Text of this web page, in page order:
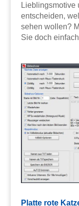
Lieblingsmotive
entscheiden,
sehen wollen?
Sie doch
Platte rote